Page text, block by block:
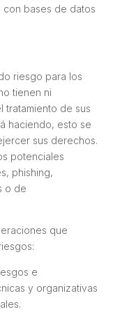
bases de datos
riesgo para los
tienen ni
tratamiento de sus
haciendo, esto se
sus derechos.
potenciales
, phishing,
o de
que
e
y organizativas